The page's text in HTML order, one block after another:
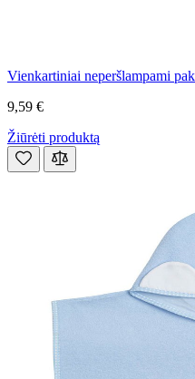
Vienkartiniai neperšlampami
9,59 €
Žiūrėti produktą